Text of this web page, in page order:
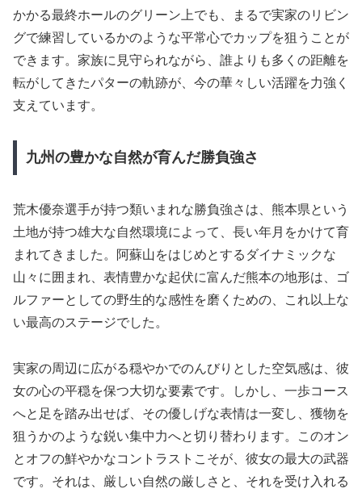
かかる最終ホールのグリーン上でも、まるで実家のリビン
グで練習しているかのような平常心でカップを狙うことが
できます。家族に見守られながら、誰よりも多くの距離を
転がしてきたパターの軌跡が、今の華々しい活躍を力強く
支えています。
九州の豊かな自然が育んだ勝負強さ
荒木優奈選手が持つ類いまれな勝負強さは、熊本県という
土地が持つ雄大な自然環境によって、長い年月をかけて育
まれてきました。阿蘇山をはじめとするダイナミックな
山々に囲まれ、表情豊かな起伏に富んだ熊本の地形は、ゴ
ルファーとしての野生的な感性を磨くための、これ以上な
い最高のステージでした。
実家の周辺に広がる穏やかでのんびりとした空気感は、彼
女の心の平穏を保つ大切な要素です。しかし、一歩コース
へと足を踏み出せば、その優しげな表情は一変し、獲物を
狙うかのような鋭い集中力へと切り替わります。このオン
とオフの鮮やかなコントラストこそが、彼女の最大の武器
です。それは、厳しい自然の厳しさと、それを受け入れる